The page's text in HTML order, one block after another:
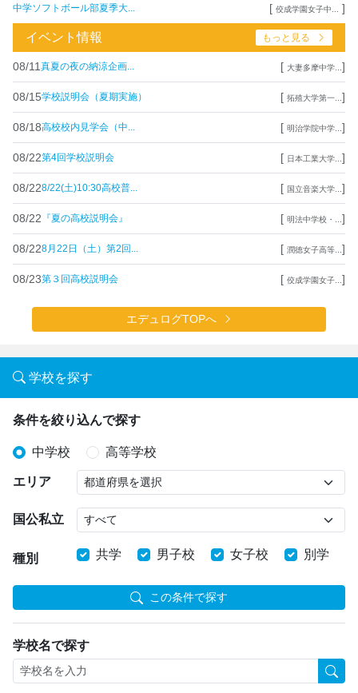
中学ソフトボール部夏季大... [ 佼成学園女子中... ]
イベント情報 もっと見る
08/11 真夏の夜の納涼企画... [ 大妻多摩中学... ]
08/15学校説明会（夏期実施） [ 拓殖大学第一... ]
08/18高校校内見学会（中... [ 明治学院中学... ]
08/22第4回学校説明会 [ 日本工業大学... ]
08/228/22(土)10:30高校普... [ 国立音楽大学... ]
08/22 『夏の高校説明会』 [ 明法中学校・... ]
08/228月22日（土）第2回... [ 潤徳女子高等... ]
08/23第３回高校説明会 [ 佼成学園女子... ]
エデュログTOPへ
学校を探す
条件を絞り込んで探す
中学校 高等学校
エリア
国公私立
種別 共学 男子校 女子校 別学
この条件で探す
学校名で探す